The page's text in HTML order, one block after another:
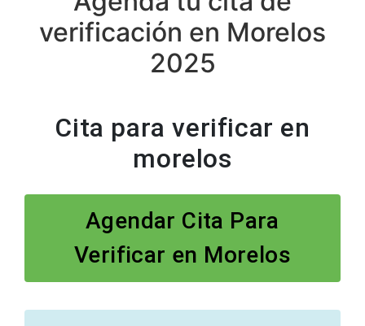
verificación en Morelos
2025
Cita para verificar en
morelos
Agendar Cita Para
Verificar en Morelos